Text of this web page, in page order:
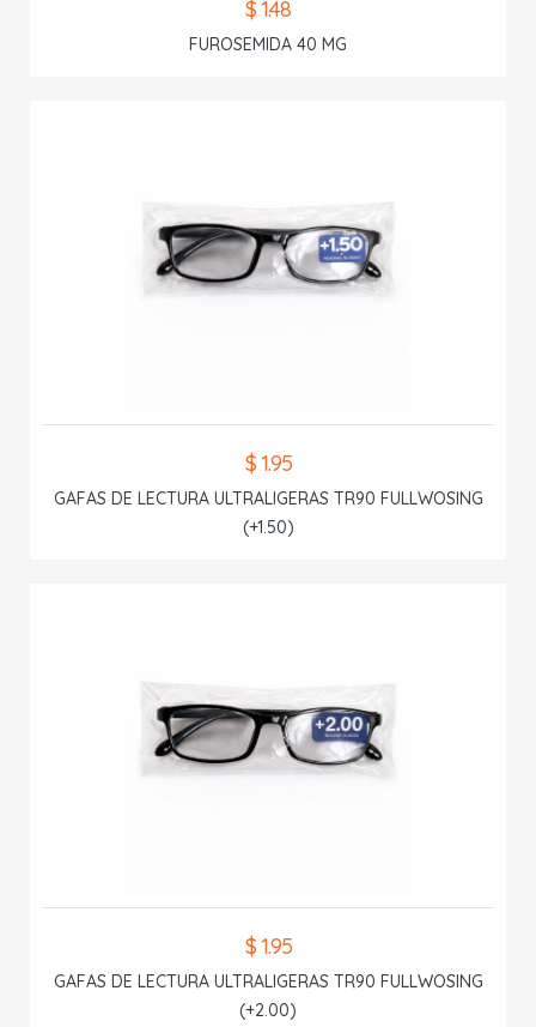
$ 1.48
FUROSEMIDA 40 MG
$ 1.95
GAFAS DE LECTURA ULTRALIGERAS TR90 FULLWOSING
(+1.50)
$ 1.95
GAFAS DE LECTURA ULTRALIGERAS TR90 FULLWOSING
(+2.00)